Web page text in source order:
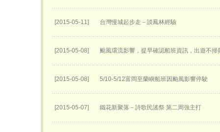
[2015-05-11] 台灣慢城起步走－談鳳林經驗
[2015-05-08] 颱風環流影響，提早確認船班資訊，出遊不掃
[2015-05-08] 5/10-5/12富岡至蘭嶼船班因颱風影響停駛
[2015-05-07] 鐵花新聚落－詩歌民謠祭 第二周強主打